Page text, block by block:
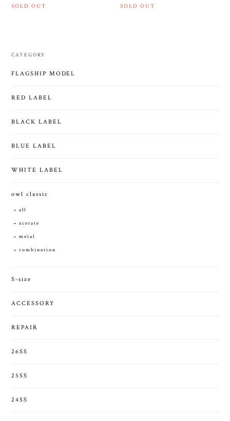
SOLD OUT
SOLD OUT
CATEGORY
FLAGSHIP MODEL
RED LABEL
BLACK LABEL
BLUE LABEL
WHITE LABEL
owl classic
all
acetate
metal
combination
S-size
ACCESSORY
REPAIR
26SS
25SS
24SS